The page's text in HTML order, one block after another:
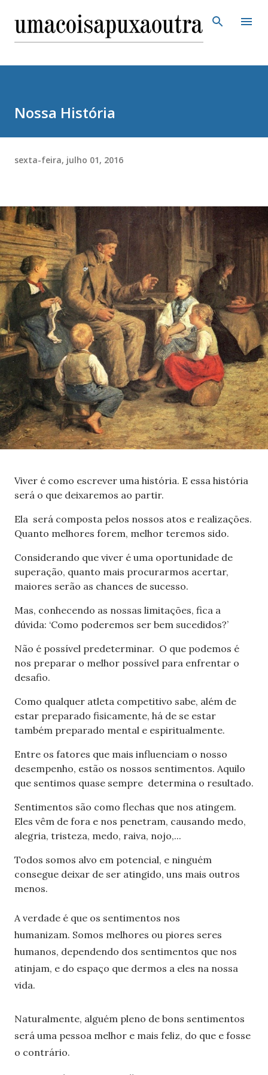
Pular para o conteúdo principal
Nossa História
sexta-feira, julho 01, 2016
Viver é como escrever uma história. E essa história
será o que deixaremos ao partir.
Ela será composta pelos nossos atos e realizações.
Quanto melhores forem, melhor teremos sido.
Considerando que viver é uma oportunidade de
superação, quanto mais procurarmos acertar,
maiores serão as chances de sucesso.
Mas, conhecendo as nossas limitações, fica a
dúvida: ‘Como poderemos ser bem sucedidos?’
Não é possível predeterminar. O que podemos é
nos preparar o melhor possível para enfrentar o
desafio.
Como qualquer atleta competitivo sabe, além de
estar preparado fisicamente, há de se estar
também preparado mental e espiritualmente.
Entre os fatores que mais influenciam o nosso
desempenho, estão os nossos sentimentos. Aquilo
que sentimos quase sempre determina o resultado.
Sentimentos são como flechas que nos atingem.
Eles vêm de fora e nos penetram, causando medo,
alegria, tristeza, medo, raiva, nojo,...
Todos somos alvo em potencial, e ninguém
consegue deixar de ser atingido, uns mais outros
menos.
A verdade é que os sentimentos nos
humanizam. Somos melhores ou piores seres
humanos, dependendo dos sentimentos que nos
atinjam, e do espaço que dermos a eles na nossa
vida.
Naturalmente, alguém pleno de bons sentimentos
será uma pessoa melhor e mais feliz, do que e fosse
o contrário.